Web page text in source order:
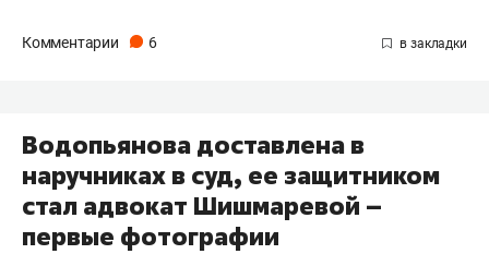
Комментарии 6
Водопьянова доставлена в
наручниках в суд, ее защитником
стал адвокат Шишмаревой –
первые фотографии